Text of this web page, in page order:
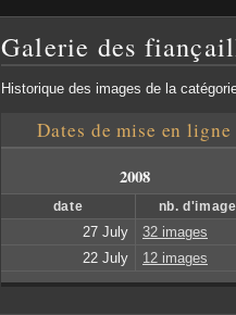
Galerie des
Historique des images de la
Dates de mise en ligne
2008
date nb.
27 July
32 images
22 July
12 images